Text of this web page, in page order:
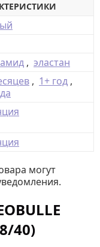
, эластан
, 1+ год ,
могут
40)